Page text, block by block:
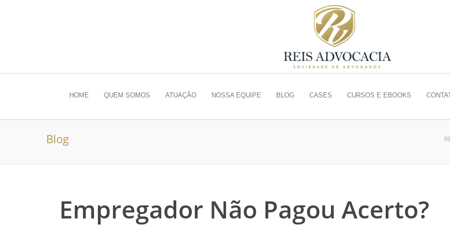
HOME QUEM SOMOS ATUAÇÃO NOSSA EQUIPE BLOG CASES CURSOS E EBOOKS
Blog
Empregador Não Pagou Acerto?